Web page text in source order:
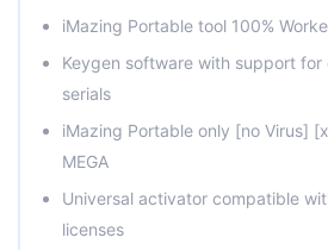
iMazing Portable tool 100%
Keygen software with support for
serials
iMazing Portable only [no Virus]
MEGA
Universal activator compatible
licenses